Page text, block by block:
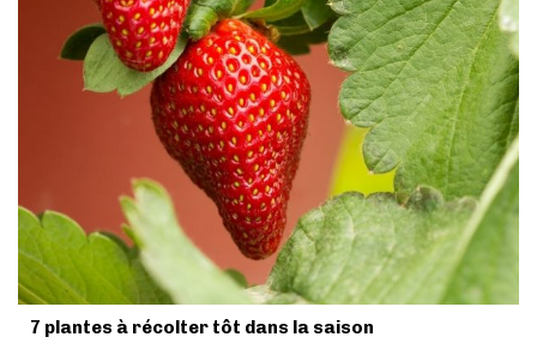
7 plantes à récolter tôt dans la saison